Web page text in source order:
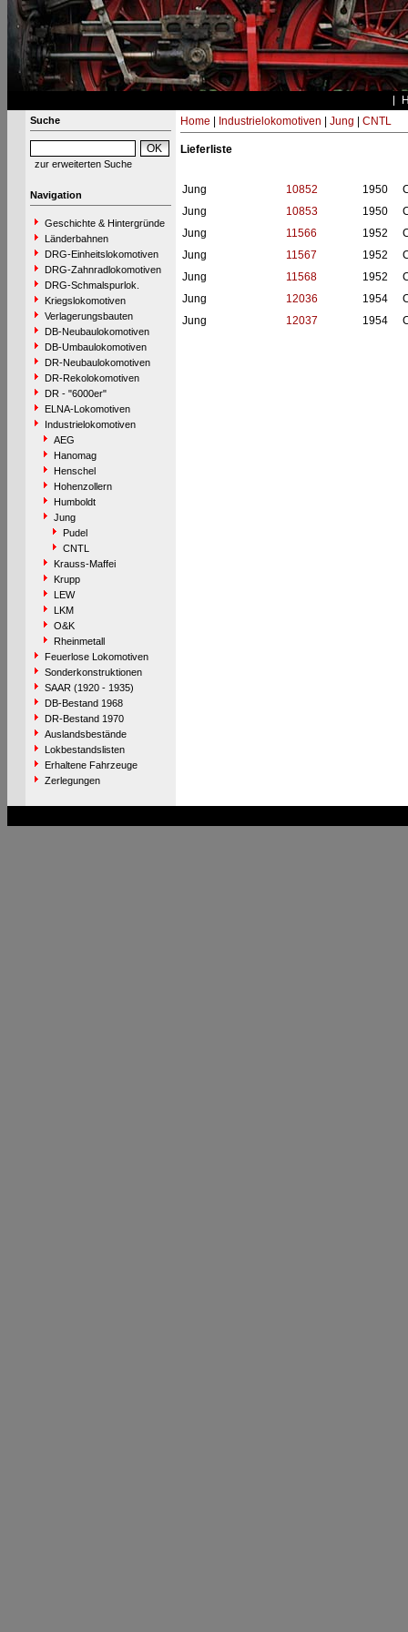
Suche
zur erweiterten Suche
Navigation
Geschichte & Hintergründe
Länderbahnen
DRG-Einheitslokomotiven
DRG-Zahnradlokomotiven
DRG-Schmalspurlok.
Kriegslokomotiven
Verlagerungsbauten
DB-Neubaulokomotiven
DB-Umbaulokomotiven
DR-Neubaulokomotiven
DR-Rekolokomotiven
DR - "6000er"
ELNA-Lokomotiven
Industrielokomotiven
AEG
Hanomag
Henschel
Hohenzollern
Humboldt
Jung
Pudel
CNTL
Krauss-Maffei
Krupp
LEW
LKM
O&K
Rheinmetall
Feuerlose Lokomotiven
Sonderkonstruktionen
SAAR (1920 - 1935)
DB-Bestand 1968
DR-Bestand 1970
Auslandsbestände
Lokbestandslisten
Erhaltene Fahrzeuge
Zerlegungen
Home Industrielokomotiven Jung CNTL
Lieferliste
Jung 10852 1950
Jung
10853 1950
Jung
11566 1952
Jung
11567 1952
Jung
11568 1952
Jung
12036 1954
Jung
12037 1954